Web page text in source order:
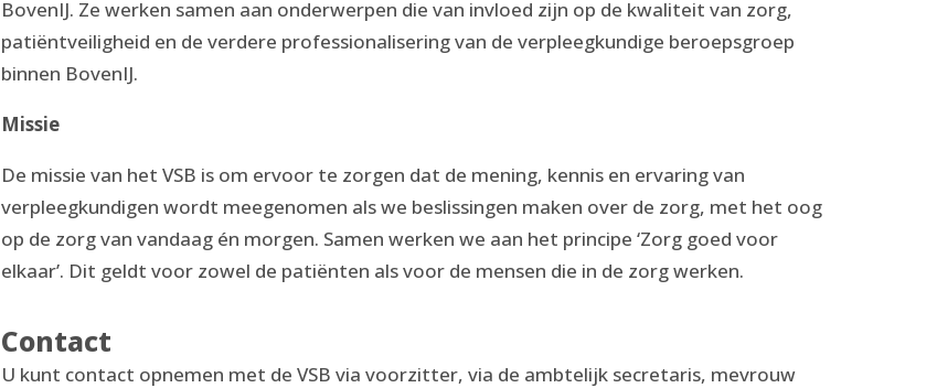
BovenIJ. Ze werken samen aan onderwerpen die van invloed zijn op de kwaliteit van zorg,
patiëntveiligheid en de verdere professionalisering van de verpleegkundige beroepsgroep
binnen BovenIJ.
Missie
De missie van het VSB is om ervoor te zorgen dat de mening, kennis en ervaring van
verpleegkundigen wordt meegenomen als we beslissingen maken over de zorg, met het oog
op de zorg van vandaag én morgen. Samen werken we aan het principe ‘Zorg goed voor
elkaar’. Dit geldt voor zowel de patiënten als voor de mensen die in de zorg werken.
Contact
U kunt contact opnemen met de VSB via voorzitter, via de ambtelijk secretaris, mevrouw